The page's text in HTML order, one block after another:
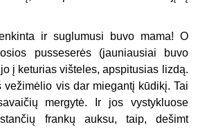
ir suglumusi buvo mama! O
pusseserės (jauniausiai buvo
į keturias višteles, apspitusias lizdą.
vežimėlio vis dar miegantį kūdikį. Tai
mergytė. Ir jos vystykluose
frankų auksu, taip, dešimt